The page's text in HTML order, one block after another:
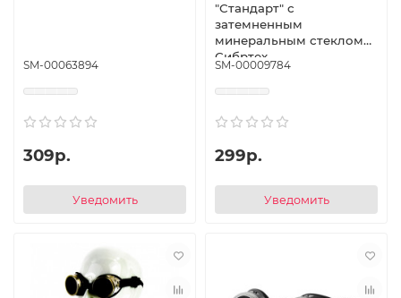
SM-00063894
309р.
Уведомить
"Стандарт" с
затемненным
минеральным стеклом
Сибртех
SM-00009784
299р.
Уведомить